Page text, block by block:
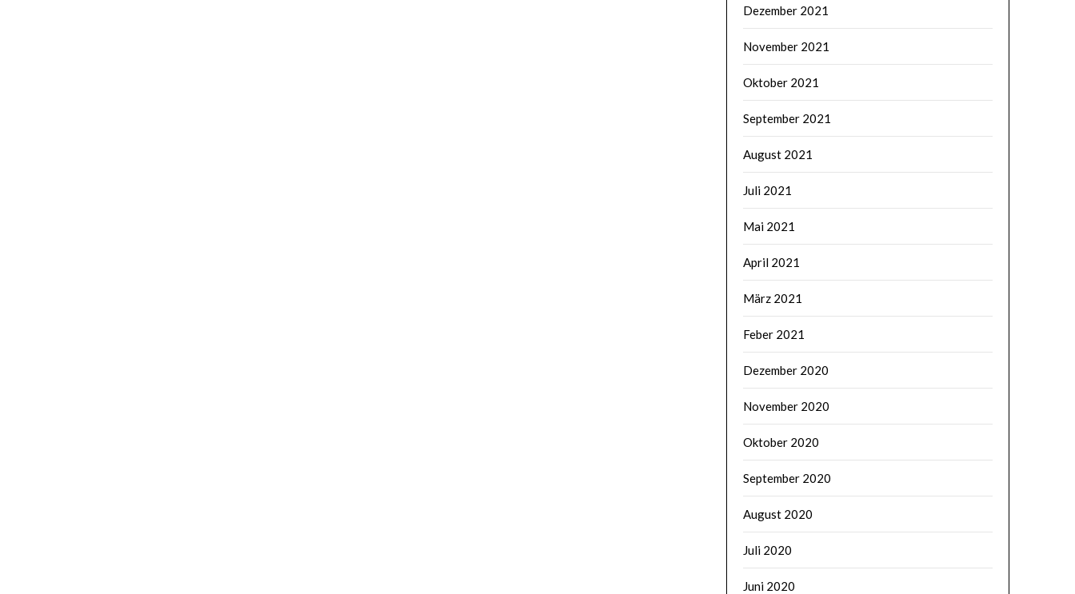
Dezember 2021
November 2021
Oktober 2021
September 2021
August 2021
Juli 2021
Mai 2021
April 2021
März 2021
Feber 2021
Dezember 2020
November 2020
Oktober 2020
September 2020
August 2020
Juli 2020
Juni 2020